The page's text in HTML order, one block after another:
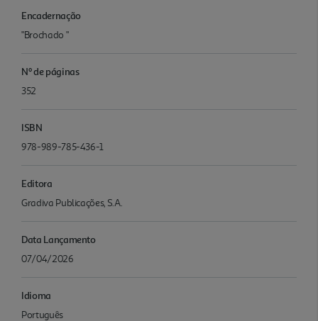
Encadernação
"Brochado "
Nº de páginas
352
ISBN
978-989-785-436-1
Editora
Gradiva Publicações, S.A.
Data Lançamento
07/04/2026
Idioma
Português